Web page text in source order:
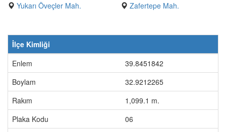
Yukarı Öveçler Mah.
Zafertepe Mah.
İlçe Kimliği
Enlem
39.8451842
Boylam
32.9212265
Rakım
1,099.1 m.
Plaka Kodu
06